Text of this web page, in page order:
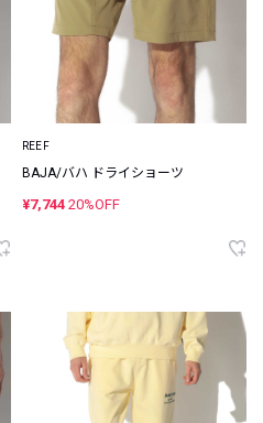
REEF
BAJA/バハ ドライショーツ
¥7,744 20%OFF